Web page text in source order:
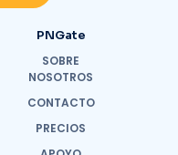
PNGate
SOBRE
NOSOTROS
CONTACTO
PRECIOS